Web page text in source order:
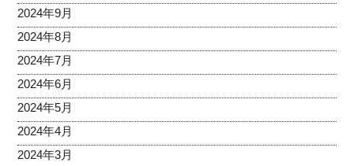
2024年9月
2024年8月
2024年7月
2024年6月
2024年5月
2024年4月
2024年3月